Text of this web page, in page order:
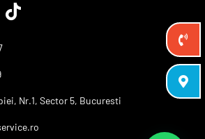
Nr.1, Sector 5, Bucuresti